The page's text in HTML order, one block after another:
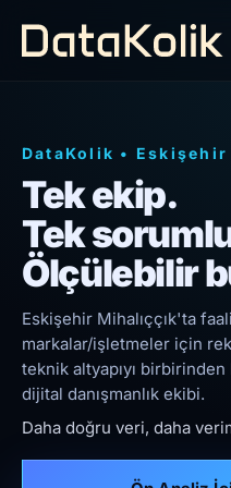
DataKolik • Eskişehir
Tek ekip.
Tek
Ölçülebilir
Eskişehir Mihalıççık'ta
markalar/işletmeler için
teknik altyapıyı
dijital danışmanlık ekibi.
Daha doğru veri, daha